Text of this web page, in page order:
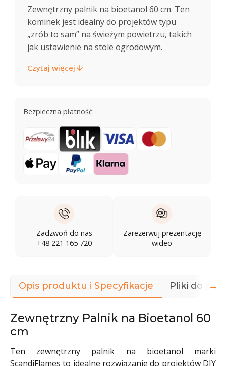
Zewnętrzny palnik na bioetanol 60 cm. Ten
kominek jest idealny do projektów typu
„zrób to sam” na świeżym powietrzu, takich
jak ustawienie na stole ogrodowym.
Czytaj więcej
Bezpieczna płatność:
Zadzwoń do nas
+48 221 165 720
Zarezerwuj prezentację
wideo
Opis produktu i Specyfikacje Pliki do
Zewnętrzny Palnik na Bioetanol 60
cm
Ten zewnętrzny palnik na bioetanol marki
ScandiFlames to idealne rozwiązanie do projektów DIY
→